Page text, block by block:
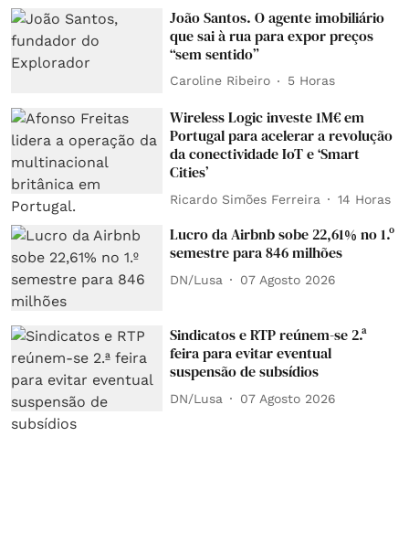
João Santos. O agente imobiliário
que sai à rua para expor preços
“sem sentido”
Caroline Ribeiro 5 Horas
Wireless Logic investe 1M€ em
Portugal para acelerar a revolução
da conectividade IoT e ‘Smart
Cities’
Ricardo Simões Ferreira 14 Horas
Lucro da Airbnb sobe 22,61% no 1.º
semestre para 846 milhões
DN/Lusa 07 Agosto 2026
Sindicatos e RTP reúnem-se 2.ª
feira para evitar eventual
suspensão de subsídios
DN/Lusa 07 Agosto 2026